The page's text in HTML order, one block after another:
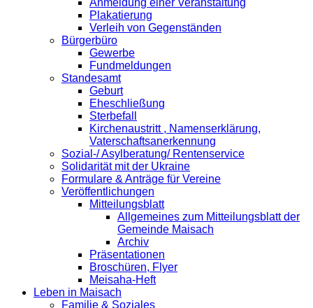
Anmeldung einer Veranstaltung
Plakatierung
Verleih von Gegenständen
Bürgerbüro
Gewerbe
Fundmeldungen
Standesamt
Geburt
Eheschließung
Sterbefall
Kirchenaustritt , Namenserklärung,
Vaterschaftsanerkennung
Sozial-/ Asylberatung/ Rentenservice
Solidarität mit der Ukraine
Formulare & Anträge für Vereine
Veröffentlichungen
Mitteilungsblatt
Allgemeines zum Mitteilungsblatt der
Gemeinde Maisach
Archiv
Präsentationen
Broschüren, Flyer
Meisaha-Heft
Leben in Maisach
Familie & Soziales